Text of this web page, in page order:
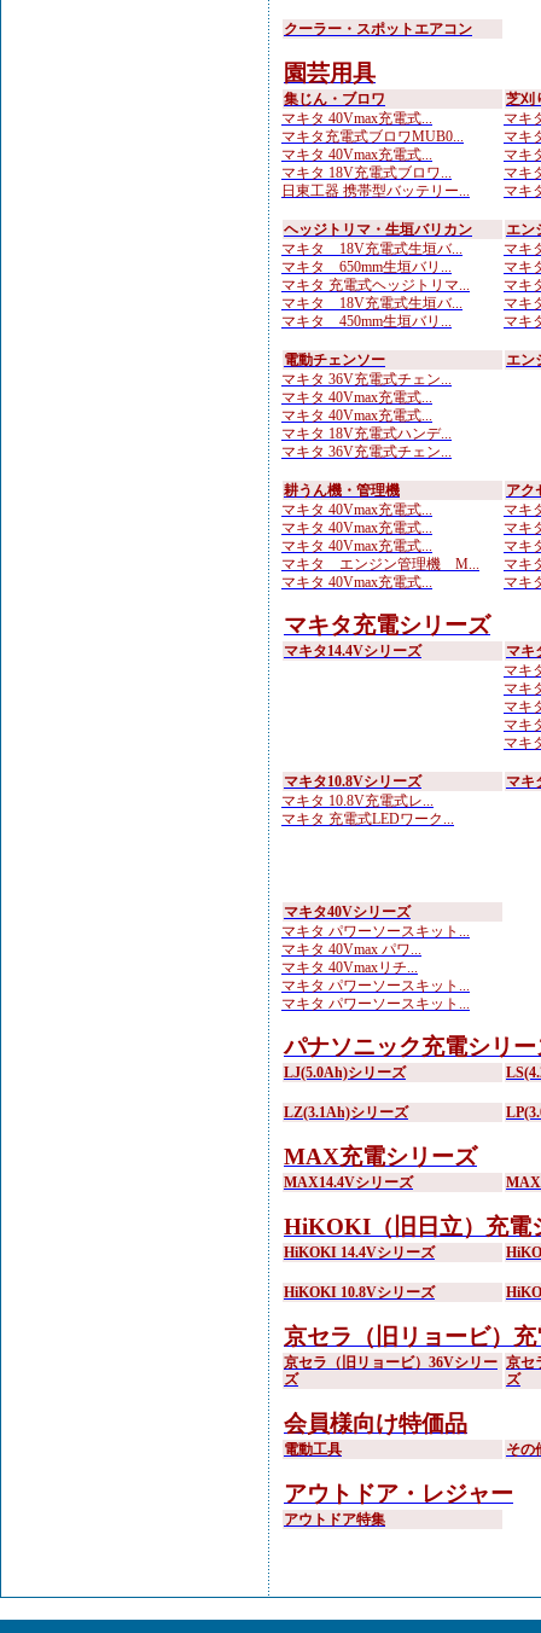
クーラー・スポットエアコン
園芸用具
集じん・ブロワ
マキタ 40Vmax充電式...
マキタ充電式ブロワMUB0...
マキタ 40Vmax充電式...
マキタ 18V充電式ブロワ...
日東工器 携帯型バッテリー...
芝刈
マキ
マキ
マキ
マキ
マキ
ヘッジトリマ・生垣バリカン
マキタ 18V充電式生垣バ...
マキタ 650mm生垣バリ...
マキタ 充電式ヘッジトリマ...
マキタ 18V充電式生垣バ...
マキタ 450mm生垣バリ...
エン
マキ
マキ
マキ
マキ
マキ
電動チェンソー
マキタ 36V充電式チェン...
マキタ 40Vmax充電式...
マキタ 40Vmax充電式...
マキタ 18V充電式ハンデ...
マキタ 36V充電式チェン...
エン
耕うん機・管理機
マキタ 40Vmax充電式...
マキタ 40Vmax充電式...
マキタ 40Vmax充電式...
マキタ エンジン管理機 M...
マキタ 40Vmax充電式...
アク
マキ
マキ
マキ
マキ
マキ
マキタ充電シリーズ
マキタ14.4Vシリーズ
マキ
マキ
マキ
マキ
マキ
マキ
マキタ10.8Vシリーズ
マキタ 10.8V充電式レ...
マキタ 充電式LEDワーク...
マキ
マキタ40Vシリーズ
マキタ パワーソースキット...
マキタ 40Vmax パワ...
マキタ 40Vmaxリチ...
マキタ パワーソースキット...
マキタ パワーソースキット...
パナソニック充電シリー
LJ(5.0Ah)シリーズ
LZ(3.1Ah)シリーズ
MAX充電シリーズ
MAX14.4Vシリーズ
HiKOKI（旧日立）充電
HiKOKI 14.4Vシリーズ
HiKOKI 10.8Vシリーズ
京セラ（旧リョービ）
京セラ（旧リョービ）36Vシリー
ズ
京セ
ズ
会員様向け特価品
電動工具 その
アウトドア・レジャー
アウトドア特集